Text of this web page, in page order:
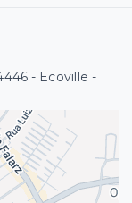
- Ecoville -